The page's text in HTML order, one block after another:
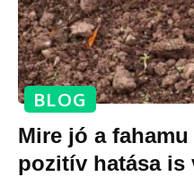
BLOG
Mire jó a
pozitív hatása is